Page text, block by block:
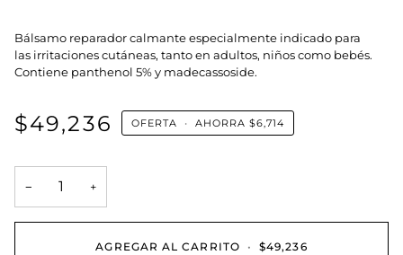
Bálsamo reparador calmante especialmente indicado para
las irritaciones cutáneas, tanto en adultos, niños como bebés.
Contiene panthenol 5% y madecassoside.
$49,236 OFERTA • AHORRA$6,714
− +
AGREGAR AL CARRITO • $49,236